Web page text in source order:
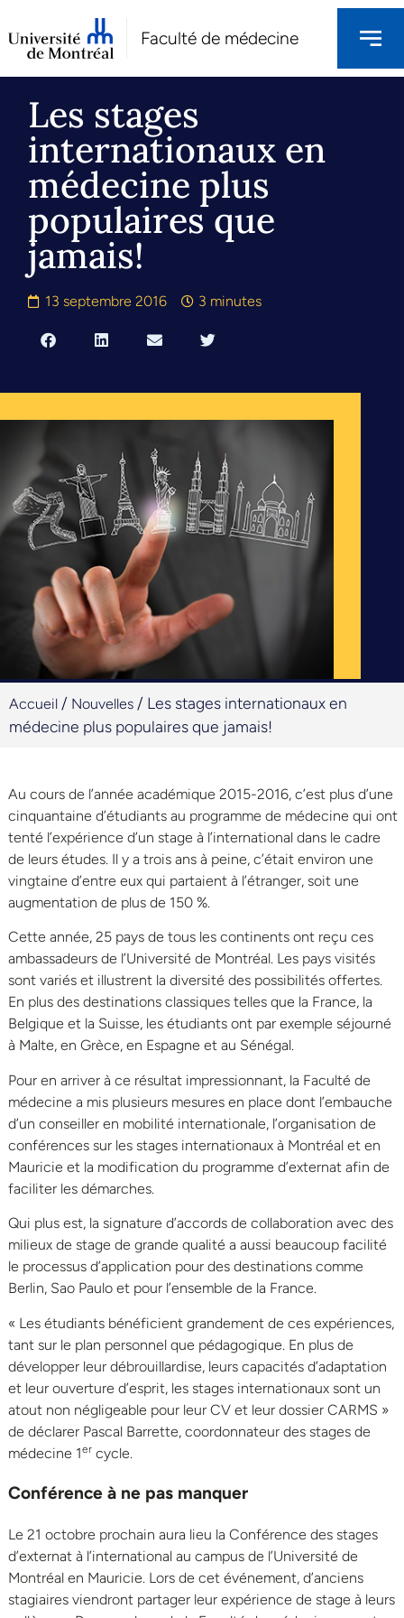
Faculté de médecine
Les stages
internationaux en
médecine plus
populaires que
jamais!
13 septembre 2016 3 minutes
Accueil / Nouvelles / Les stages internationaux en
médecine plus populaires que jamais!
Au cours de l’année académique 2015-2016, c’est plus d’une
cinquantaine d’étudiants au programme de médecine qui ont
tenté l’expérience d’un stage à l’international dans le cadre
de leurs études. Il y a trois ans à peine, c’était environ une
vingtaine d’entre eux qui partaient à l’étranger, soit une
augmentation de plus de 150 %.
Cette année, 25 pays de tous les continents ont reçu ces
ambassadeurs de l’Université de Montréal. Les pays visités
sont variés et illustrent la diversité des possibilités offertes.
En plus des destinations classiques telles que la France, la
Belgique et la Suisse, les étudiants ont par exemple séjourné
à Malte, en Grèce, en Espagne et au Sénégal.
Pour en arriver à ce résultat impressionnant, la Faculté de
médecine a mis plusieurs mesures en place dont l’embauche
d’un conseiller en mobilité internationale, l’organisation de
conférences sur les stages internationaux à Montréal et en
Mauricie et la modification du programme d’externat afin de
faciliter les démarches.
Qui plus est, la signature d’accords de collaboration avec des
milieux de stage de grande qualité a aussi beaucoup facilité
le processus d’application pour des destinations comme
Berlin, Sao Paulo et pour l’ensemble de la France.
« Les étudiants bénéficient grandement de ces expériences,
tant sur le plan personnel que pédagogique. En plus de
développer leur débrouillardise, leurs capacités d’adaptation
et leur ouverture d’esprit, les stages internationaux sont un
atout non négligeable pour leur CV et leur dossier CARMS »
de déclarer Pascal Barrette, coordonnateur des stages de
médecine 1er cycle.
Conférence à ne pas manquer
Le 21 octobre prochain aura lieu la Conférence des stages
d’externat à l’international au campus de l’Université de
Montréal en Mauricie. Lors de cet événement, d’anciens
stagiaires viendront partager leur expérience de stage à leurs